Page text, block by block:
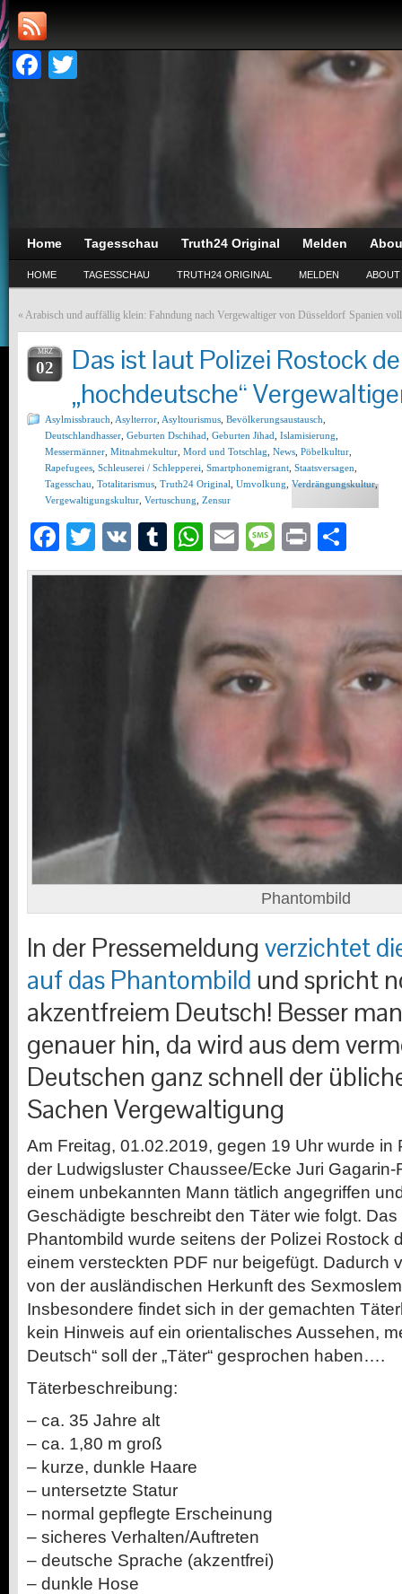
Facebook
Home Tagesschau Truth24 Original Melden
HOME TAGESSCHAU TRUTH24 ORIGINAL MELDEN ABOUT
« Arabisch und auffällig klein: Fahndung nach Vergewaltiger von Düsseldorf Spanien
MRZ
02
Das ist laut Polizei Rostock
„hochdeutsche“
Asylmissbrauch Asylterror Asyltourismus Bevölkerungsaustausch
Deutschlandhasser Geburten Dschihad Geburten Jihad Islamisierung
Messermänner Mitnahmekultur Mord und Totschlag News Pöbelkultur
Rapefugees Schleuserei / Schlepperei Smartphonemigrant Staatsversagen
Tagesschau Totalitarismus Truth24 Original Umvolkung Verdrängungskultur,
Vergewaltigungskultur Vertuschung Zensur
Facebook
Twitter
VK Tumblr
WhatsApp
EmailMessage
Print
Phantombild
In der Pressemeldung verzichtet
auf das Phantombild und spricht
akzentfreiem Deutsch! Besser
genauer hin, da wird aus dem
Deutschen ganz schnell der
Sachen Vergewaltigung
Am Freitag, 01.02.2019, gegen 19 Uhr wurde in
der Ludwigsluster Chaussee/Ecke Juri
einem unbekannten Mann tätlich angegriffen
Geschädigte beschreibt den Täter wie folgt.
Phantombild wurde seitens der Polizei Rostock
einem versteckten PDF nur beigefügt. Dadurch
von der ausländischen Herkunft des
Insbesondere findet sich in der gemachten
kein Hinweis auf ein orientalisches Aussehen,
Deutsch“ soll der „Täter“ gesprochen haben….
Täterbeschreibung:
– ca. 35 Jahre alt
– ca. 1,80 m groß
– kurze, dunkle Haare
– untersetzte Statur
– normal gepflegte Erscheinung
– sicheres Verhalten/Auftreten
– deutsche Sprache (akzentfrei)
– dunkle Hose